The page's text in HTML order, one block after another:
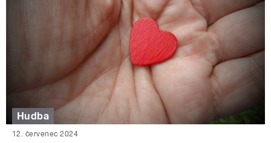
Hudba
12. červenec 2024